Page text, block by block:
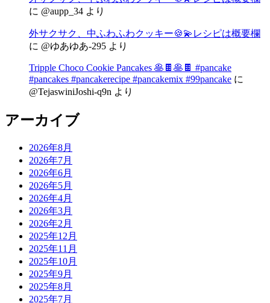
に @aupp_34 より
外サクサク、中ふわふわクッキー🍪💫レシピは概要欄
に @ゆあゆあ-295 より
Tripple Choco Cookie Pancakes 🥞🍫🥞🍫 #pancake
#pancakes #pancakerecipe #pancakemix #99pancake に
@TejaswiniJoshi-q9n より
アーカイブ
2026年8月
2026年7月
2026年6月
2026年5月
2026年4月
2026年3月
2026年2月
2025年12月
2025年11月
2025年10月
2025年9月
2025年8月
2025年7月